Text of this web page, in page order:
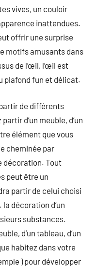
vives, un couloir
inattendues.
offrir une surprise
motifs amusants dans
de l’œil, l’œil est
plafond fun et délicat.
de différents
d’un meuble, d’un
élément que vous
cheminée par
décoration. Tout
peut être un
partir de celui choisi
décoration d’un
substances.
d’un tableau, d’un
habitez dans votre
) pour développer